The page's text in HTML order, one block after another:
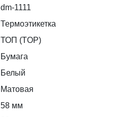
dm-1111
Термоэтикетка
ТОП (TOP)
Бумага
Белый
Матовая
58 мм